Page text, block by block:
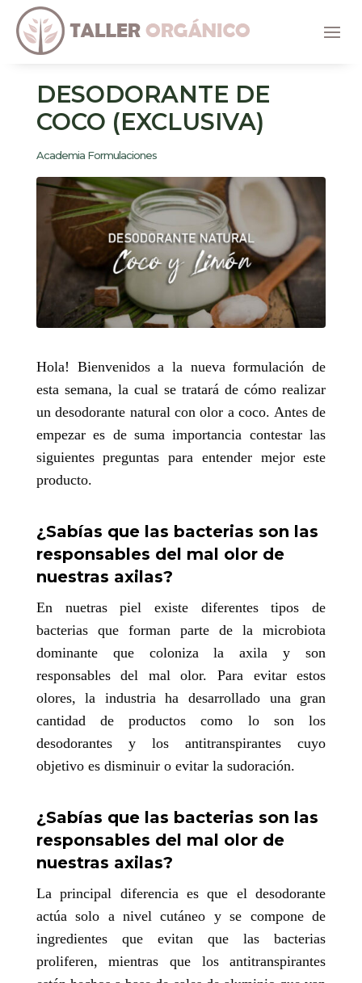
DESODORANTE DE
COCO (EXCLUSIVA)
Academia Formulaciones
Hola! Bienvenidos a la nueva formulación de
esta semana, la cual se tratará de cómo realizar
un desodorante natural con olor a coco. Antes de
empezar es de suma importancia contestar las
siguientes preguntas para entender mejor este
producto.
¿Sabías que las bacterias son las
responsables del mal olor de
nuestras axilas?
En nuetras piel existe diferentes tipos de
bacterias que forman parte de la microbiota
dominante que coloniza la axila y son
responsables del mal olor. Para evitar estos
olores, la industria ha desarrollado una gran
cantidad de productos como lo son los
desodorantes y los antitranspirantes cuyo
objetivo es disminuir o evitar la sudoración.
¿Sabías que las bacterias son las
responsables del mal olor de
nuestras axilas?
La principal diferencia es que el desodorante
actúa solo a nivel cutáneo y se compone de
ingredientes que evitan que las bacterias
proliferen, mientras que los antitranspirantes